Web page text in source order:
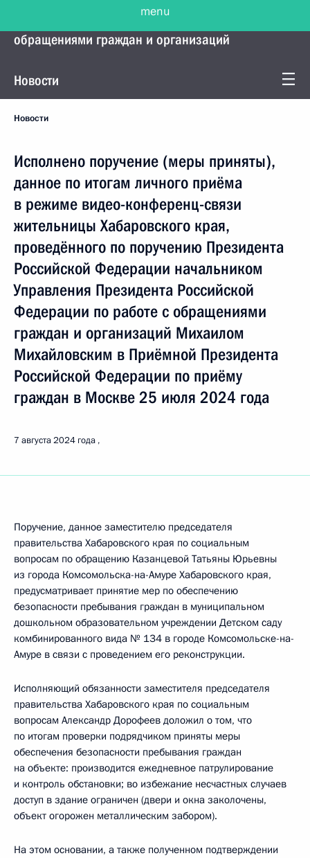
обращениями граждан и организаций
Новости
Новости
Исполнено поручение (меры приняты),
данное по итогам личного приёма
в режиме видео-конференц-связи
жительницы Хабаровского края,
проведённого по поручению Президента
Российской Федерации начальником
Управления Президента Российской
Федерации по работе с обращениями
граждан и организаций Михаилом
Михайловским в Приёмной Президента
Российской Федерации по приёму
граждан в Москве 25 июля 2024 года
7 августа 2024 года
Поручение, данное заместителю председателя
правительства Хабаровского края по социальным
вопросам по обращению Казанцевой Татьяны Юрьевны
из города Комсомольска-на-Амуре Хабаровского края,
предусматривает принятие мер по обеспечению
безопасности пребывания граждан в муниципальном
дошкольном образовательном учреждении Детском саду
комбинированного вида № 134 в городе Комсомольске-на-
Амуре в связи с проведением его реконструкции.
Исполняющий обязанности заместителя председателя
правительства Хабаровского края по социальным
вопросам Александр Дорофеев доложил о том, что
по итогам проверки подрядчиком приняты меры
обеспечения безопасности пребывания граждан
на объекте: производится ежедневное патрулирование
и контроль обстановки; во избежание несчастных случаев
доступ в здание ограничен (двери и окна заколочены,
объект огорожен металлическим забором).
На этом основании, а также полученном подтверждении